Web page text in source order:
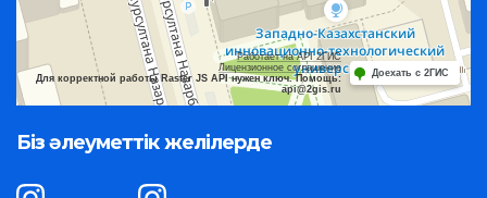
Работает на API 2ГИС
Лицензионное соглашение
Для корректной работы Raster JS API нужен ключ. Помощь:
api@2gis.ru
Доехать с 2ГИС
Біз әлеуметтік желілерде